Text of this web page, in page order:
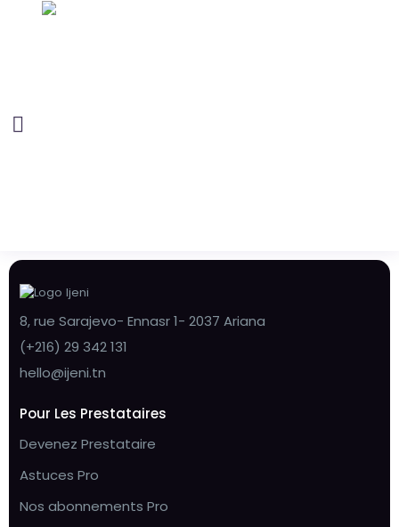
8, rue Sarajevo- Ennasr 1- 2037 Ariana
(+216) 29 342 131
hello@ijeni.tn
Pour Les Prestataires
Devenez Prestataire
Astuces Pro
Nos abonnements Pro